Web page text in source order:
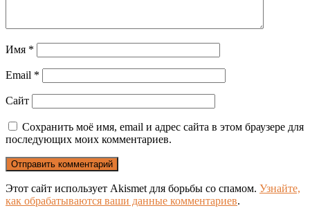
Имя *
Email *
Сайт
Сохранить моё имя, email и адрес сайта в этом браузере для
последующих моих комментариев.
Этот сайт использует Akismet для борьбы со спамом. Узнайте,
как обрабатываются ваши данные комментариев.